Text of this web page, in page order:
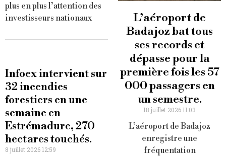
plus en plus l’attention des
investisseurs nationaux
Infoex intervient sur
32 incendies
forestiers en une
semaine en
Estrémadure, 270
hectares touchés.
8 juillet 2026 12:59
L’aéroport de
Badajoz bat tous
ses records et
dépasse pour la
première fois les 57
000 passagers en
un semestre.
18 juillet 2026 11:03
L’aéroport de Badajoz
enregistre une
fréquentation